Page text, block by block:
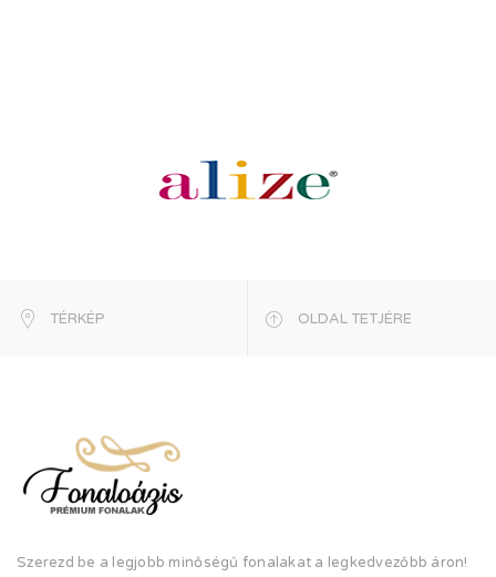
TÉRKÉP OLDAL TETJÉRE
Szerezd be a legjobb minőségű fonalakat a legkedvezőbb áron!